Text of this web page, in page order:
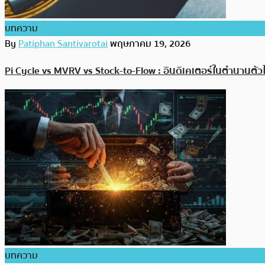
บทความ
ByPatiphan Santivarotaiพฤษภาคม 19, 2026
Pi Cycle vs MVRV vs Stock-to-Flow : อินดิเคเตอร์ในตำนานตั
บทความ